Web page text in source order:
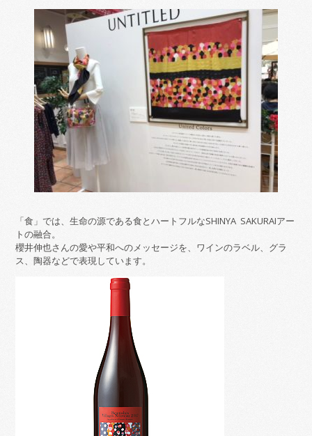
「食」では、生命の源である食とハートフルなSHINYA SAKURAIアー
トの融合。
櫻井伸也さんの愛や平和へのメッセージを、ワインのラベル、グラ
ス、陶器などで表現しています。